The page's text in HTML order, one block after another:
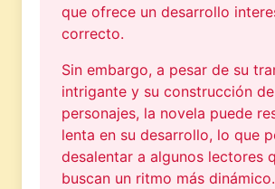
que ofrece un desarrollo
correcto.
Sin embargo, a pesar de su
intrigante y su construcción de
personajes, la novela puede
lenta en su desarrollo, lo que
desalentar a algunos lectores
buscan un ritmo más dinámico.